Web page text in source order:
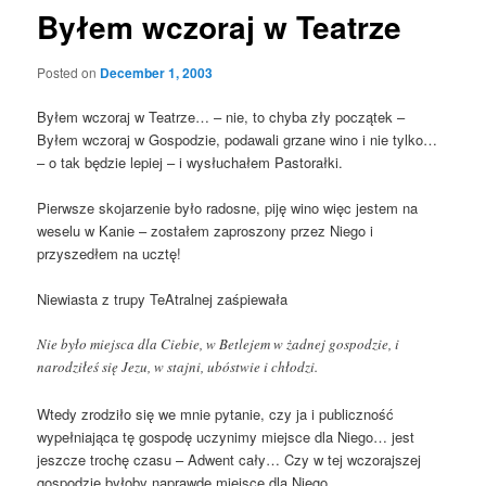
Byłem wczoraj w Teatrze
Posted on December 1, 2003
Byłem wczoraj w Teatrze… – nie, to chyba zły początek –
Byłem wczoraj w Gospodzie, podawali grzane wino i nie tylko…
– o tak będzie lepiej – i wysłuchałem Pastorałki.
Pierwsze skojarzenie było radosne, piję wino więc jestem na
weselu w Kanie – zostałem zaproszony przez Niego i
przyszedłem na ucztę!
Niewiasta z trupy TeAtralnej zaśpiewała
Nie było miejsca dla Ciebie, w Betlejem w żadnej gospodzie, i
narodziłeś się Jezu, w stajni, ubóstwie i chłodzi.
Wtedy zrodziło się we mnie pytanie, czy ja i publiczność
wypełniająca tę gospodę uczynimy miejsce dla Niego… jest
jeszcze trochę czasu – Adwent cały… Czy w tej wczorajszej
gospodzie byłoby naprawdę miejsce dla Niego…